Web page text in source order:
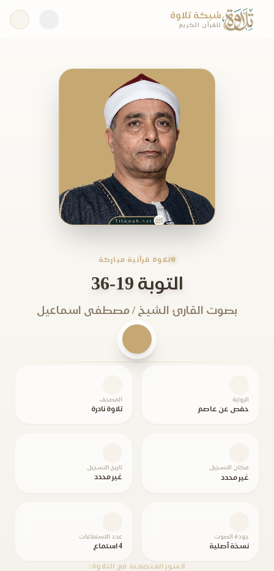
شبكة تلاوة
للقرآن الكريم
تلاوة قرآنية مباركة
التوبة 19-36
بصوت القارئ الشيخ / مصطفى اسماعيل
الرواية
حفص عن عاصم
المصحف
تلاوة نادرة
مكان التسجيل
غير محدد
تاريخ التسجيل
غير محدد
جودة الصوت
نسخة أصلية
عدد الاستماعات
4 استماع
السور المتضمنة في التلاوة: